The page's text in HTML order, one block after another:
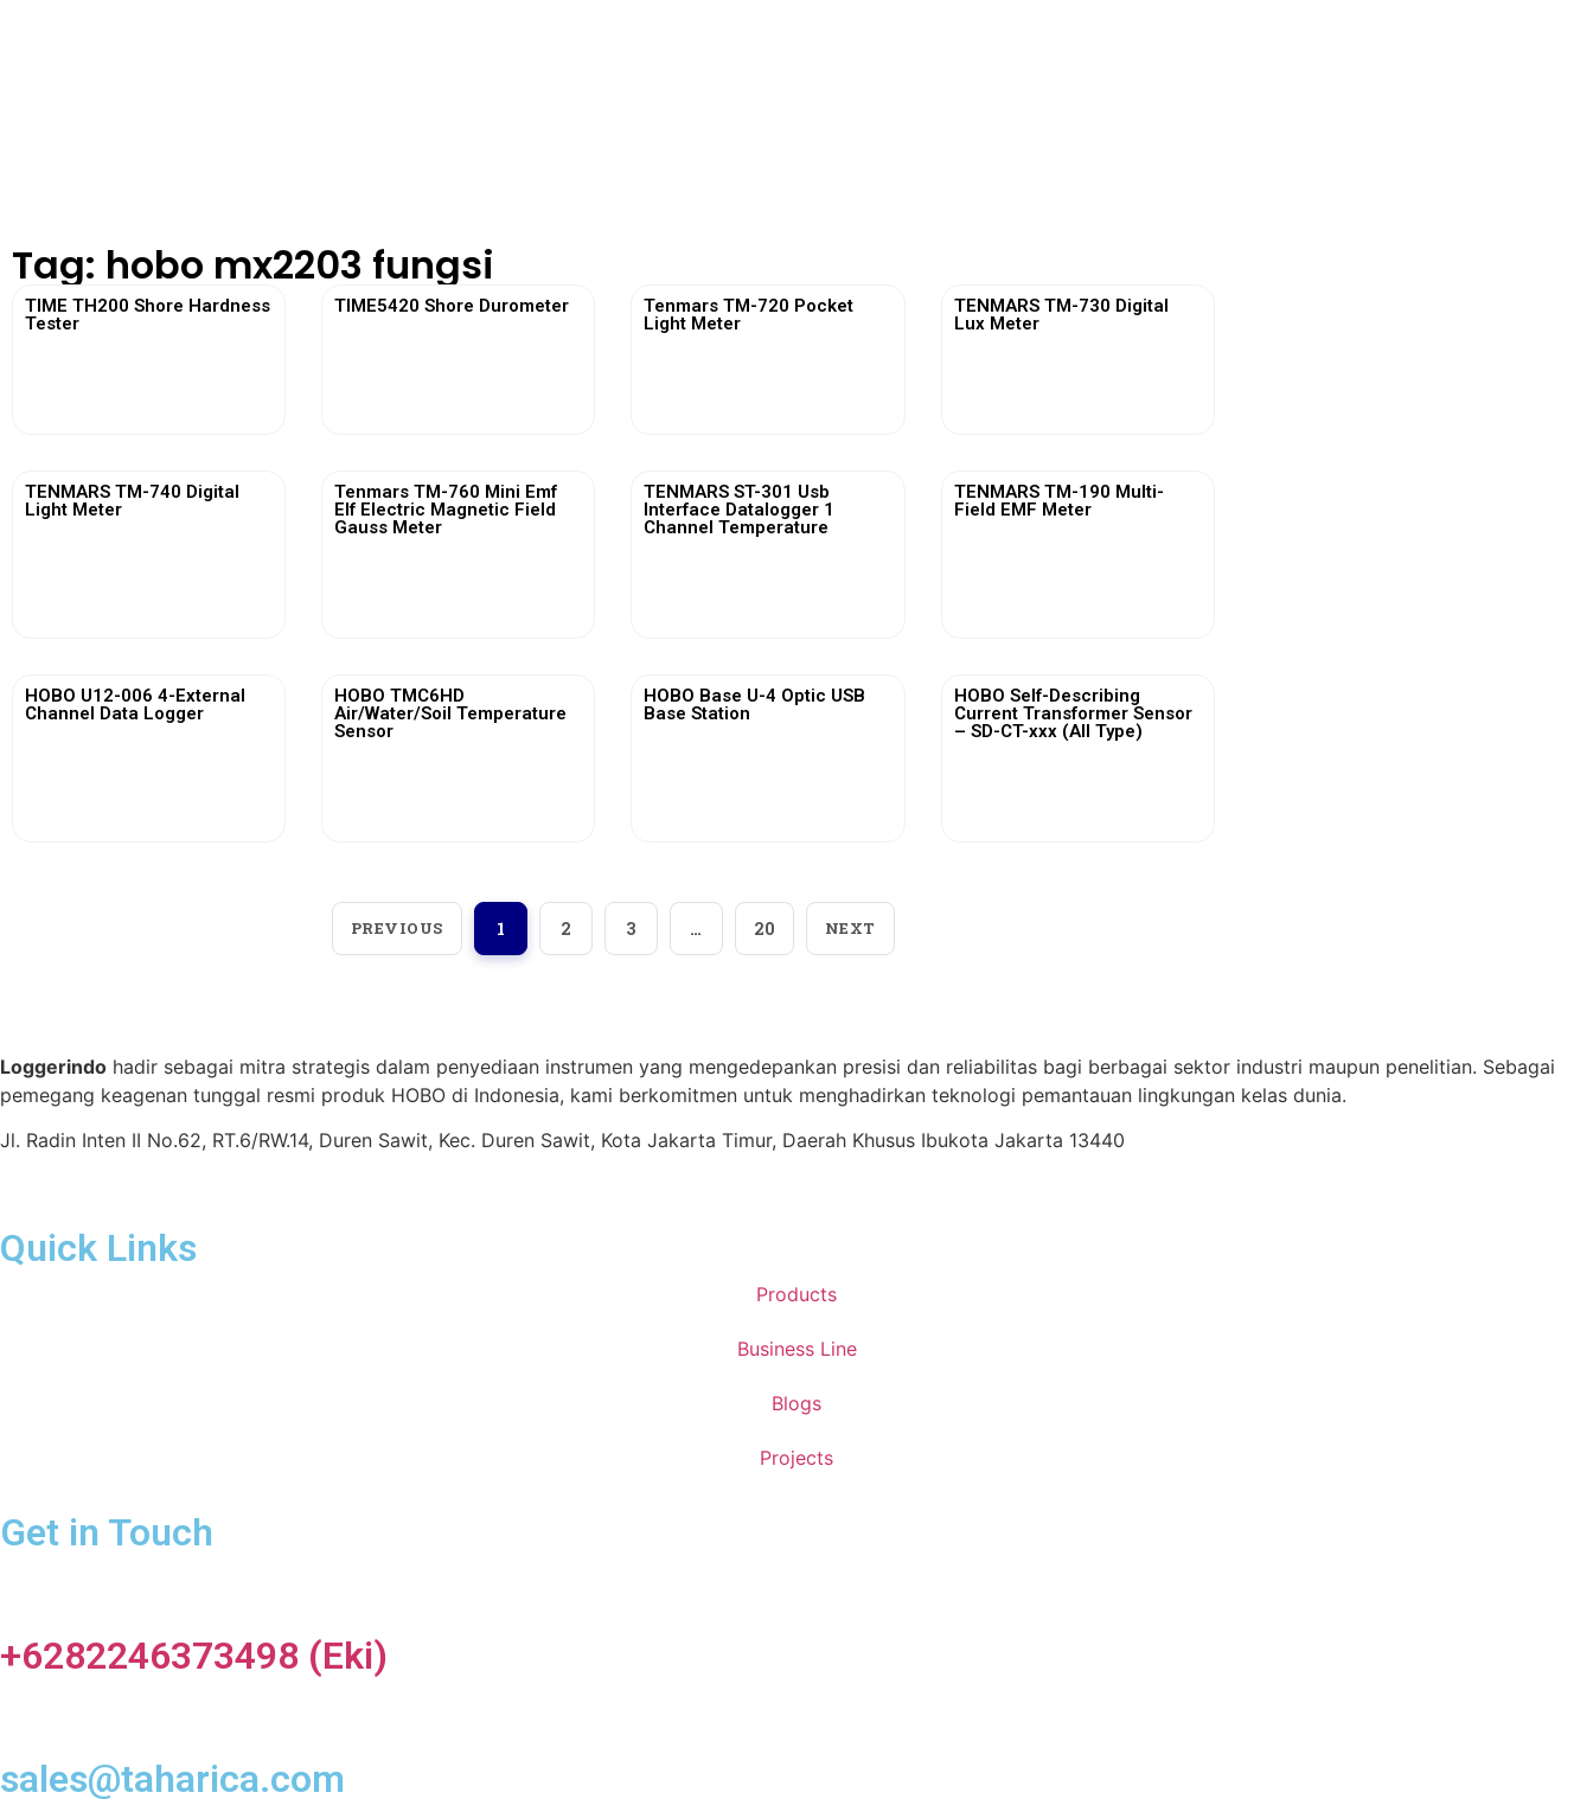
Tag: hobo mx2203 fungsi
TIME TH200 Shore Hardness
Tester
TIME5420 Shore Durometer
Tenmars TM-720 Pocket
Light Meter
TENMARS TM-730 Digital
Lux Meter
TENMARS TM-740 Digital
Light Meter
Tenmars TM-760 Mini Emf
Elf Electric Magnetic Field
Gauss Meter
TENMARS ST-301 Usb
Interface Datalogger 1
Channel Temperature
TENMARS TM-190 Multi-
Field EMF Meter
HOBO U12-006 4-External
Channel Data Logger
HOBO TMC6HD
Air/Water/Soil Temperature
Sensor
HOBO Base U-4 Optic USB
Base Station
HOBO Self-Describing
Current Transformer Sensor
– SD-CT-xxx (All Type)
PREVIOUS 1 2 3 … 20 NEXT
Loggerindo hadir sebagai mitra strategis dalam penyediaan instrumen yang mengedepankan presisi dan reliabilitas bagi berbagai sektor industri maupun penelitian. Sebagai
pemegang keagenan tunggal resmi produk HOBO di Indonesia, kami berkomitmen untuk menghadirkan teknologi pemantauan lingkungan kelas dunia.
Jl. Radin Inten II No.62, RT.6/RW.14, Duren Sawit, Kec. Duren Sawit, Kota Jakarta Timur, Daerah Khusus Ibukota Jakarta 13440
Quick Links
Products
Business Line
Blogs
Projects
Get in Touch
+6282246373498 (Eki)
sales@taharica.com